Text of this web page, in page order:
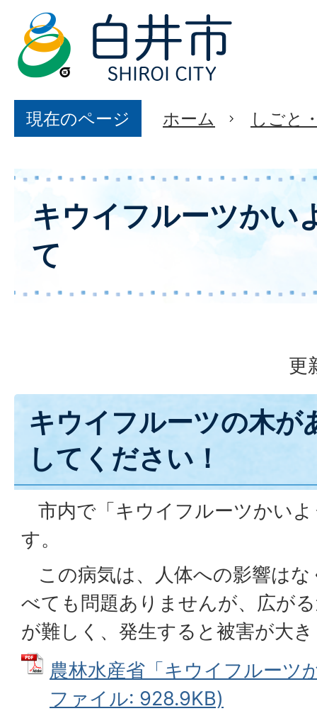
現在のページ ホーム しごと
キウイフルーツかい
て
更
キウイフルーツの木が
してください！
市内で「キウイフルーツかい
す。
この病気は、人体への影響はな
べても問題ありませんが、広が
が難しく、発生すると被害が大
農林水産省「キウイフルーツ
ファイル: 928.9KB)